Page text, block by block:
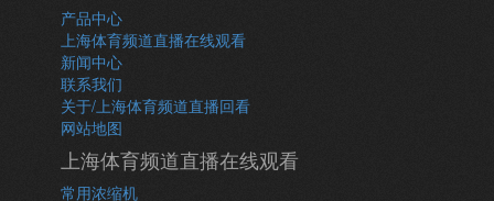
产品中心
上海体育频道直播在线观看
新闻中心
联系我们
关于/上海体育频道直播回看
网站地图
上海体育频道直播在线观看
常用浓缩机